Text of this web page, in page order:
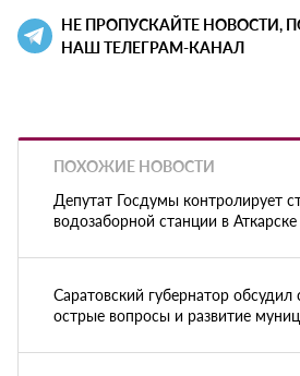
НЕ ПРОПУСКАЙТЕ НОВОСТИ,
НАШ ТЕЛЕГРАМ-КАНАЛ
ПОХОЖИЕ НОВОСТИ
Депутат Госдумы контролирует
водозаборной станции в Аткарске
Саратовский губернатор
острые вопросы и развитие